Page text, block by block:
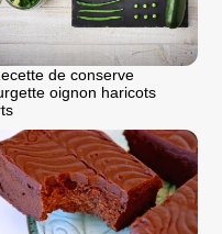
de conserve
oignon haricots